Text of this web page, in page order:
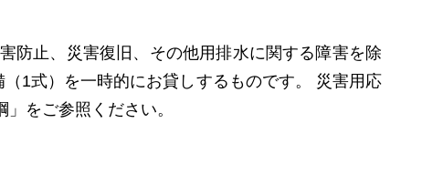
防⽌、災害復旧、その他⽤排⽔に関する障害を除
1式）を⼀時的にお貸しするものです。 災害用応
をご参照ください。